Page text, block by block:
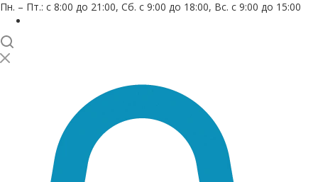
Пн. – Пт.: с 8:00 до 21:00, Сб. с 9:00 до 18:00, Вс. с 9:00 до 15:00